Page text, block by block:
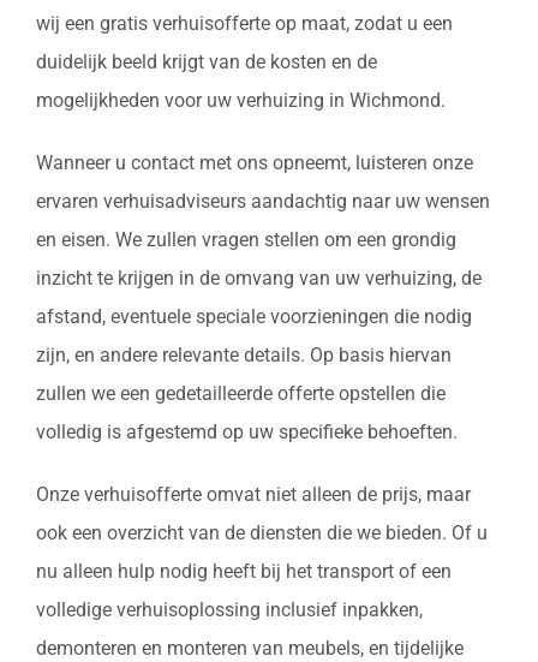
wij een gratis verhuisofferte op maat, zodat u een
duidelijk beeld krijgt van de kosten en de
mogelijkheden voor uw verhuizing in Wichmond.
Wanneer u contact met ons opneemt, luisteren onze
ervaren verhuisadviseurs aandachtig naar uw wensen
en eisen. We zullen vragen stellen om een grondig
inzicht te krijgen in de omvang van uw verhuizing, de
afstand, eventuele speciale voorzieningen die nodig
zijn, en andere relevante details. Op basis hiervan
zullen we een gedetailleerde offerte opstellen die
volledig is afgestemd op uw specifieke behoeften.
Onze verhuisofferte omvat niet alleen de prijs, maar
ook een overzicht van de diensten die we bieden. Of u
nu alleen hulp nodig heeft bij het transport of een
volledige verhuisoplossing inclusief inpakken,
demonteren en monteren van meubels, en tijdelijke